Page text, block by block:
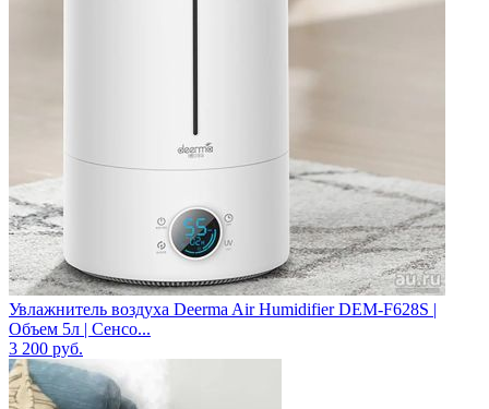
Увлажнитель воздуха Deerma Air Humidifier DEM-F628S |
Объем 5л | Сенсо...
3 200 руб.